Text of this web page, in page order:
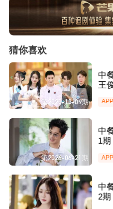
猜你喜欢
第2020-10-09期
中
王
第2026-06-21期
中
1
中
2期